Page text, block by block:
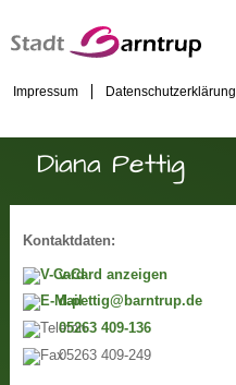
Impressum Datenschutzerklärung
Diana Pettig
Kontaktdaten:
v-Card anzeigen
d.pettig@barntrup.de
05263 409-136
05263 409-249